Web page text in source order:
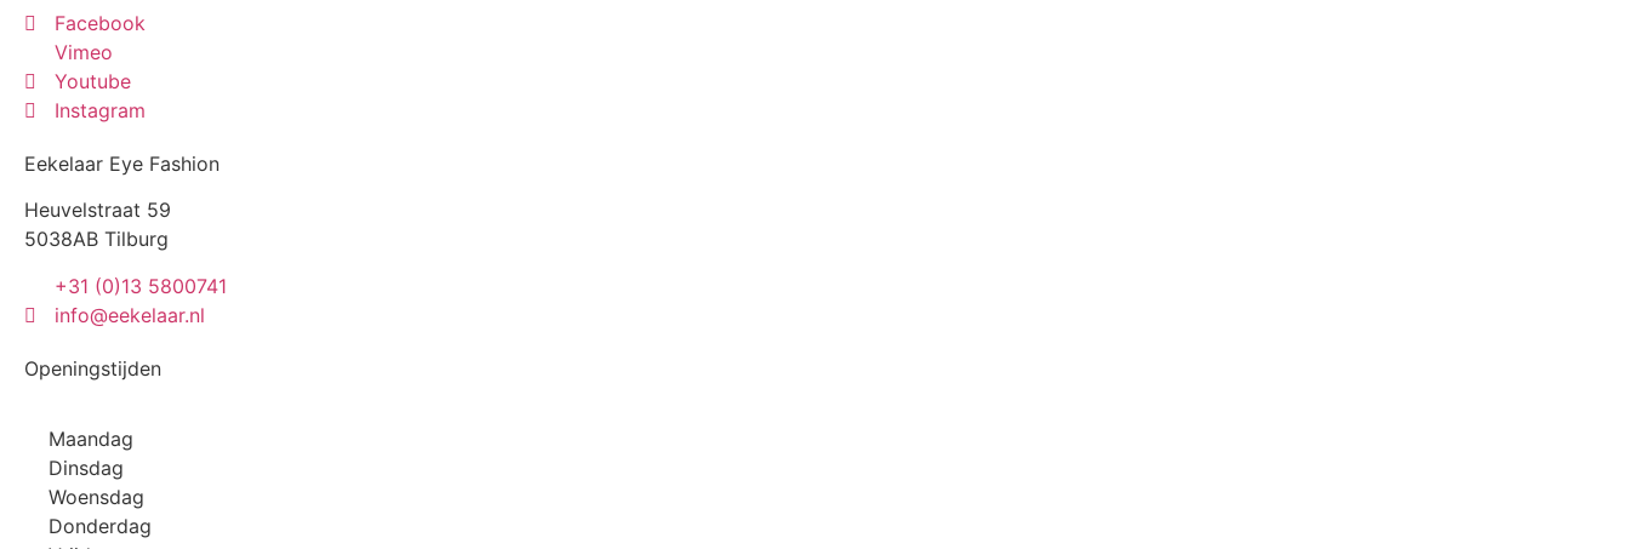
Facebook
Vimeo
Youtube
Instagram
Eekelaar Eye Fashion
Heuvelstraat 59
5038AB Tilburg
+31 (0)13 5800741
info@eekelaar.nl
Openingstijden
Maandag
Dinsdag
Woensdag
Donderdag